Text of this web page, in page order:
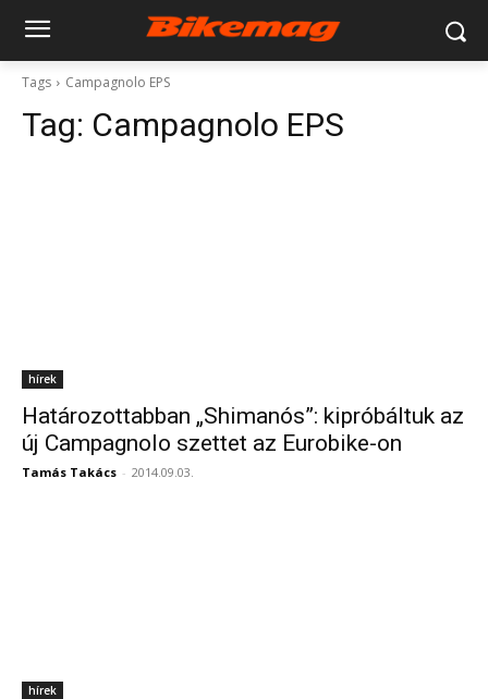
Tags Campagnolo EPS
Tag: Campagnolo EPS
hírek
Határozottabban „Shimanós”: kipróbáltuk az
új Campagnolo szettet az Eurobike-on
Tamás Takács - 2014.09.03.
hírek